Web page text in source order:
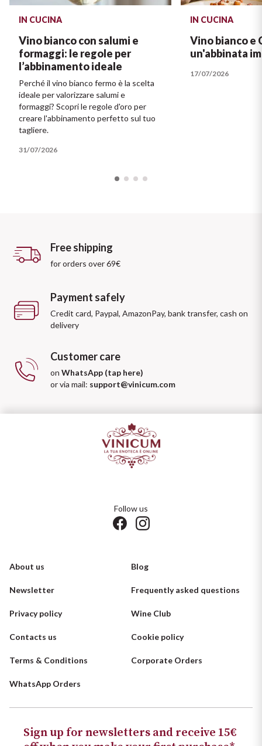
IN CUCINA
Vino bianco con salumi e
formaggi: le regole per
l’abbinamento ideale
Perché il vino bianco fermo è la scelta
ideale per valorizzare salumi e
formaggi? Scopri le regole d'oro per
creare l'abbinamento perfetto sul tuo
tagliere.
31/07/2026
IN CUCINA
Vino bianco e
un'abbinata
17/07/2026
Free shipping
for orders over 69€
Payment safely
Credit card, Paypal, AmazonPay, bank transfer, cash on
delivery
Customer care
on WhatsApp (tap here)
or via mail: support@vinicum.com
Follow us
About us Blog
Newsletter Frequently asked questions
Privacy policy Wine Club
Contacts us Cookie policy
Terms & Conditions Corporate Orders
WhatsApp Orders
Sign up for newsletters and receive 15€